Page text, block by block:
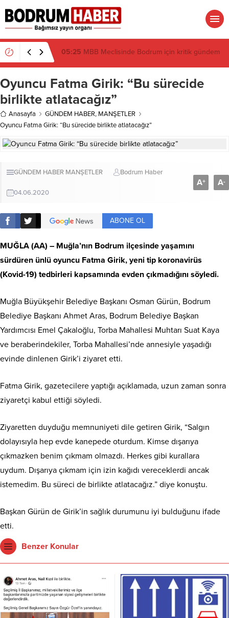
19:16Atatürk’ün İsmi Var, Cismi Yok: Atatürkçü
Düşünce Derneği Pusulayı mı Şaşırdı Yoksa
Navigasyon mu Bozuldu?
Oyuncu Fatma Girik: “Bu sürecide
birlikte atlatacağız”
Anasayfa GÜNDEM HABER, MANŞETLER
Oyuncu Fatma Girik: “Bu sürecide birlikte atlatacağız”
GÜNDEM HABER MANŞETLER Bodrum Haber
04.06.2020
A+ A-
ABONE OL
MUĞLA (AA) – Muğla’nın Bodrum ilçesinde yaşamını
sürdüren ünlü oyuncu Fatma Girik, yeni tip koronavirüs
(Kovid-19) tedbirleri kapsamında evden çıkmadığını söyledi.
Muğla Büyükşehir Belediye Başkanı Osman Gürün, Bodrum
Belediye Başkanı Ahmet Aras, Bodrum Belediye Başkan
Yardımcısı Emel Çakaloğlu, Torba Mahallesi Muhtarı Suat Kaya
ve beraberindekiler, Torba Mahallesi’nde annesiyle yaşadığı
evinde dinlenen Girik’i ziyaret etti.
Fatma Girik, gazetecilere yaptığı açıklamada, uzun zaman sonra
ziyaretçi kabul ettiği söyledi.
Ziyaretten duyduğu memnuniyeti dile getiren Girik, “Salgın
dolayısıyla hep evde kanepede oturdum. Kimse dışarıya
çıkmazken benim çıkmam olmazdı. Herkes gibi kurallara
uydum. Dışarıya çıkmam için izin kağıdı vereceklerdi ancak
istemedim. Bu süreci de birlikte atlatacağız.” diye konuştu.
Başkan Gürün de Girik’in sağlık durumunu iyi bulduğunu ifade
etti.
Benzer Konular